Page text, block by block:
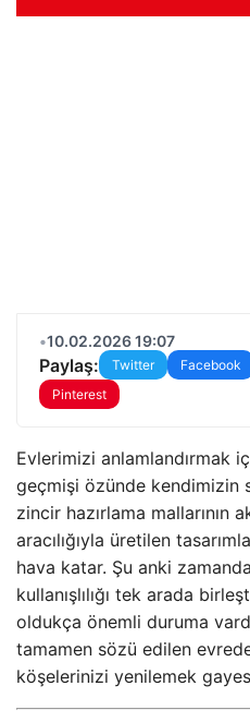
•10.02.2026 19:07
Paylaş: Twitter Facebook
Pinterest
Evlerimizi anlamlandırmak
geçmişi özünde kendimizin
zincir hazırlama mallarının
aracılığıyla üretilen
hava katar. Şu anki
kullanışlılığı tek arada
oldukça önemli duruma
tamamen sözü edilen
köşelerinizi yenilemek